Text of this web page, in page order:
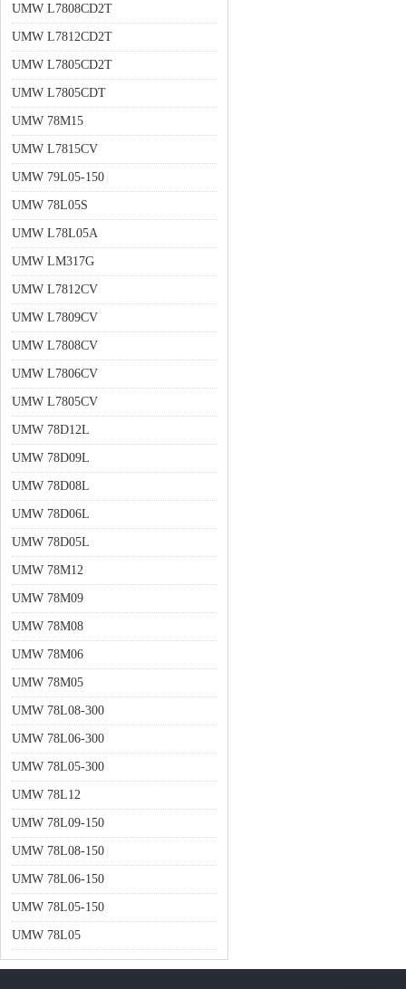
UMW L7808CD2T
UMW L7812CD2T
UMW L7805CD2T
UMW L7805CDT
UMW 78M15
UMW L7815CV
UMW 79L05-150
UMW 78L05S
UMW L78L05A
UMW LM317G
UMW L7812CV
UMW L7809CV
UMW L7808CV
UMW L7806CV
UMW L7805CV
UMW 78D12L
UMW 78D09L
UMW 78D08L
UMW 78D06L
UMW 78D05L
UMW 78M12
UMW 78M09
UMW 78M08
UMW 78M06
UMW 78M05
UMW 78L08-300
UMW 78L06-300
UMW 78L05-300
UMW 78L12
UMW 78L09-150
UMW 78L08-150
UMW 78L06-150
UMW 78L05-150
UMW 78L05